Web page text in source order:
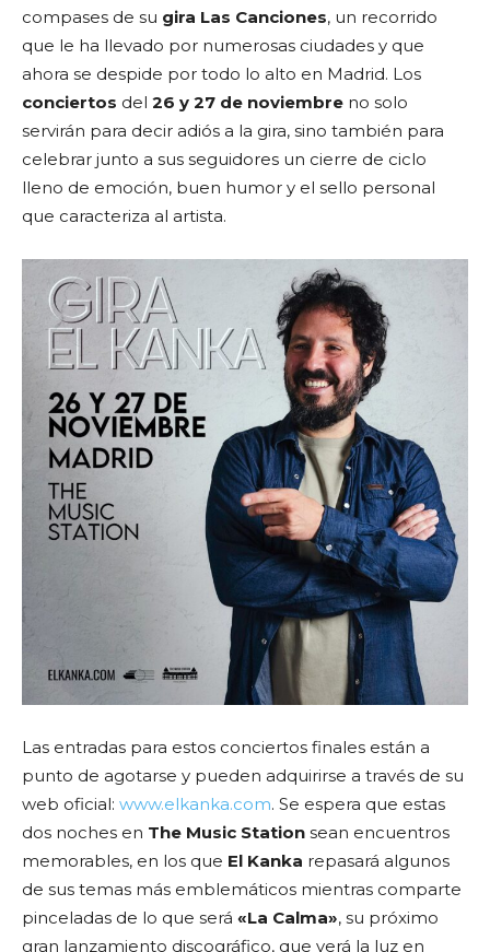
compases de su gira Las Canciones, un recorrido
que le ha llevado por numerosas ciudades y que
ahora se despide por todo lo alto en Madrid. Los
conciertos del 26 y 27 de noviembre no solo
servirán para decir adiós a la gira, sino también para
celebrar junto a sus seguidores un cierre de ciclo
lleno de emoción, buen humor y el sello personal
que caracteriza al artista.
Las entradas para estos conciertos finales están a
punto de agotarse y pueden adquirirse a través de su
web oficial: www.elkanka.com. Se espera que estas
dos noches en The Music Station sean encuentros
memorables, en los que El Kanka repasará algunos
de sus temas más emblemáticos mientras comparte
pinceladas de lo que será «La Calma», su próximo
gran lanzamiento discográfico, que verá la luz en